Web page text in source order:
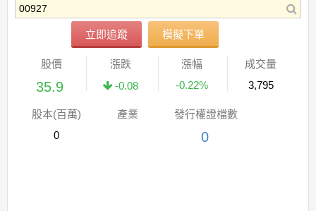
立即追蹤 模擬下單
股價
35.9
漲跌
-0.08
漲幅
-0.22%
成交量
3,795
股本(百萬)
0
產業 發行權證檔數
0